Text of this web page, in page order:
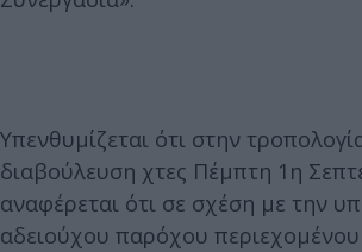
Υπενθυμίζεται ότι στην
διαβούλευση χτες Πέμπτη 1η
αναφέρεται ότι σε σχέση με την
αδειούχου παρόχου